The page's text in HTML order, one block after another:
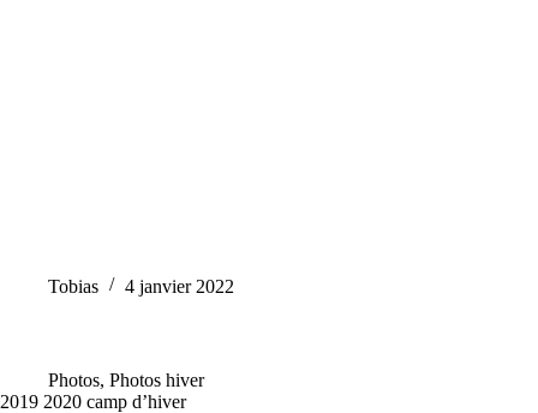
Tobias 4 janvier 2022
Photos, Photos hiver
2019 2020 camp d’hiver